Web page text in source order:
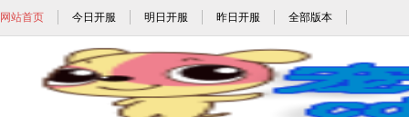
网站首页 今日开服 明日开服 昨日开服 全部版本